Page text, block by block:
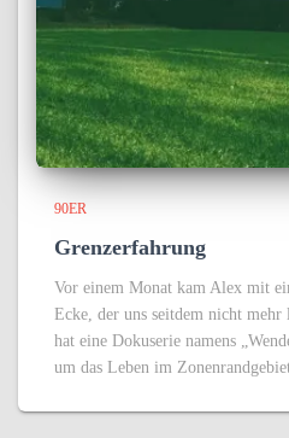
90ER
Grenzerfahrung
Vor einem Monat kam Alex mit
Ecke, der uns seitdem nicht
hat eine Dokuserie namens
um das Leben im